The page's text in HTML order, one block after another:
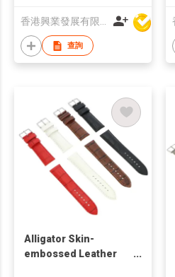
香港興業發展有限公司
查詢
Alligator Skin-
embossed Leather